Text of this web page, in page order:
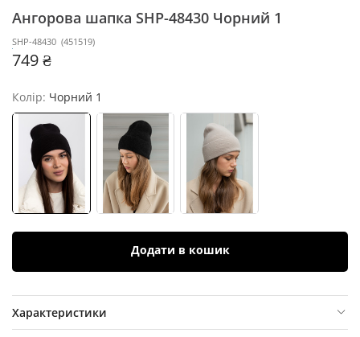
Ангорова шапка SHP-48430 Чорний 1
SHP-48430 (451519)
749 ₴
Колір: Чорний 1
Додати в кошик
Характеристики